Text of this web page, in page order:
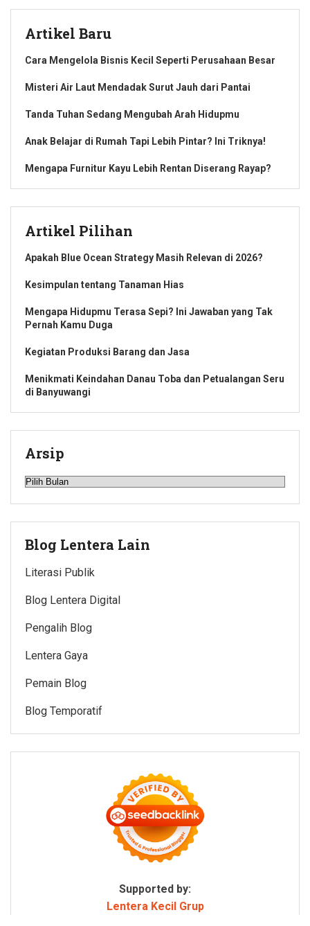
Artikel Baru
Cara Mengelola Bisnis Kecil Seperti Perusahaan Besar
Misteri Air Laut Mendadak Surut Jauh dari Pantai
Tanda Tuhan Sedang Mengubah Arah Hidupmu
Anak Belajar di Rumah Tapi Lebih Pintar? Ini Triknya!
Mengapa Furnitur Kayu Lebih Rentan Diserang Rayap?
Artikel Pilihan
Apakah Blue Ocean Strategy Masih Relevan di 2026?
Kesimpulan tentang Tanaman Hias
Mengapa Hidupmu Terasa Sepi? Ini Jawaban yang Tak
Pernah Kamu Duga
Kegiatan Produksi Barang dan Jasa
Menikmati Keindahan Danau Toba dan Petualangan Seru
di Banyuwangi
Arsip
Arsip
Blog Lentera Lain
Literasi Publik
Blog Lentera Digital
Pengalih Blog
Lentera Gaya
Pemain Blog
Blog Temporatif
Supported by:
Lentera Kecil Grup